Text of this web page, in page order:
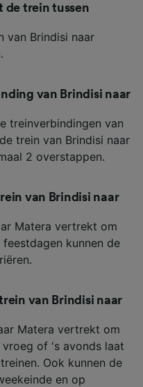
de trein tussen
van Brindisi naar
van Brindisi naar
treinverbindingen van
trein van Brindisi naar
2 overstappen.
van Brindisi naar
Matera vertrekt om
kunnen de
van Brindisi naar
Matera vertrekt om
vroeg of 's avonds laat
Ook kunnen de
en op